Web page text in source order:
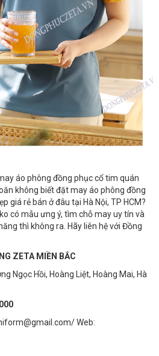
áo phông đồng phục cổ tim quán
không biết đặt may áo phông đồng
giá rẻ bán ở đâu tại Hà Nội, TP HCM?
có mẫu ưng ý, tìm chỗ may uy tín và
thì không ra. Hãy liên hệ với Đồng
ZETA MIỀN BẮC
Hồi, Hoàng Liệt, Hoàng Mai, Hà
Web: